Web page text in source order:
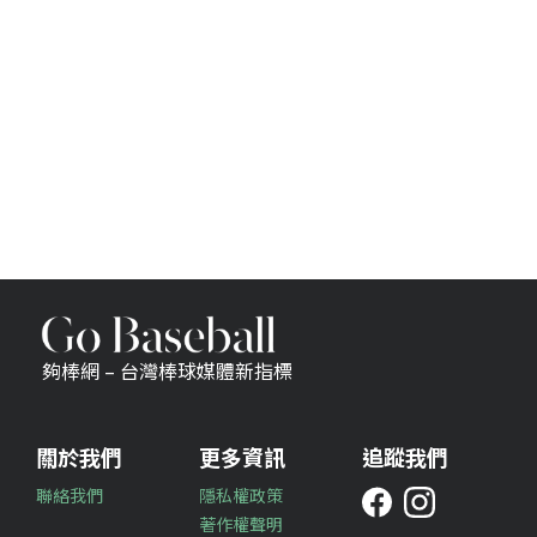
夠棒網 – 台灣棒球媒體新指標
關於我們
聯絡我們
更多資訊
隱私權政策
著作權聲明
追蹤我們